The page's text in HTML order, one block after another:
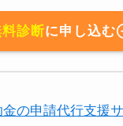
診断に申し込む
の申請代行支援